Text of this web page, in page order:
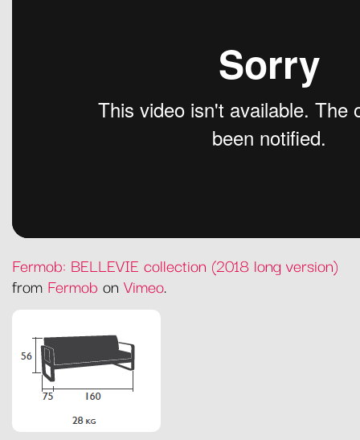
Fermob: BELLEVIE collection (2018 long version)
from Fermob on Vimeo.